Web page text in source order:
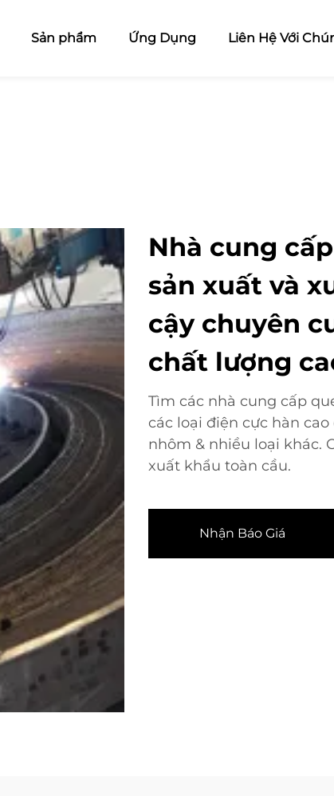
Sản phẩm Ứng Dụng Liên Hệ Với
Nhà cung
sản xuất và
cậy chuyên
chất lượng
Tìm các nhà cung cấp
các loại điện cực hàn
nhôm & nhiều loại khác.
xuất khẩu toàn cầu.
Nhận Báo Giá